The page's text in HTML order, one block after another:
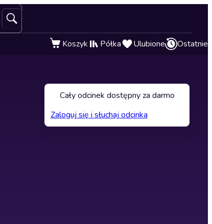
Koszyk Półka Ulubione Ostatnie
Cały odcinek dostępny za darmo
Zaloguj się i słuchaj odcinka